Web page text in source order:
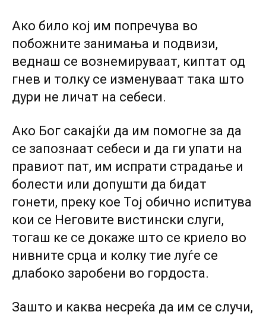
Ако било кој им попречува во
побожните занимања и подвизи,
веднаш се вознемируваат, киптат од
гнев и толку се изменуваат така што
дури не личат на себеси.
Ако Бог сакајќи да им помогне за да
се запознаат себеси и да ги упати на
правиот пат, им испрати страдање и
болести или допушти да бидат
гонети, преку кое Тој обично испитува
кои се Неговите вистински слуги,
тогаш ке се докаже што се криело во
нивните срца и колку тие луѓе се
длабоко заробени во гордоста.
Зашто и каква несреќа да им се случи,